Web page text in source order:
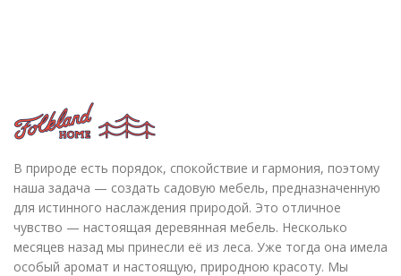
В природе есть порядок, спокойствие и гармония, поэтому
наша задача — создать садовую мебель, предназначенную
для истинного наслаждения природой. Это отличное
чувство — настоящая деревянная мебель. Несколько
месяцев назад мы принесли её из леса. Уже тогда она имела
особый аромат и настоящую, природною красоту. Мы